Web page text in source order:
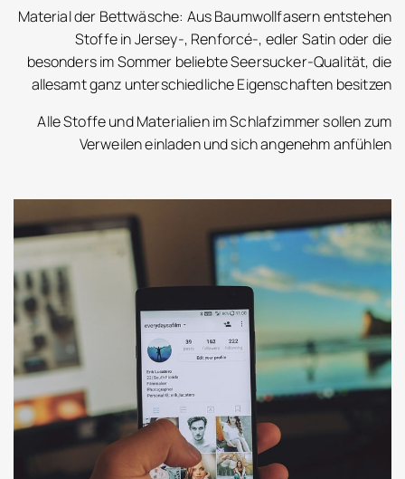
Material der Bettwäsche: Aus Baumwollfasern entstehen
Stoffe in Jersey-, Renforcé-, edler Satin oder die
besonders im Sommer beliebte Seersucker-Qualität, die
allesamt ganz unterschiedliche Eigenschaften besitzen
Alle Stoffe und Materialien im Schlafzimmer sollen zum
Verweilen einladen und sich angenehm anfühlen